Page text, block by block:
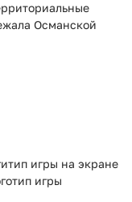
Османской
игры на экране
игры